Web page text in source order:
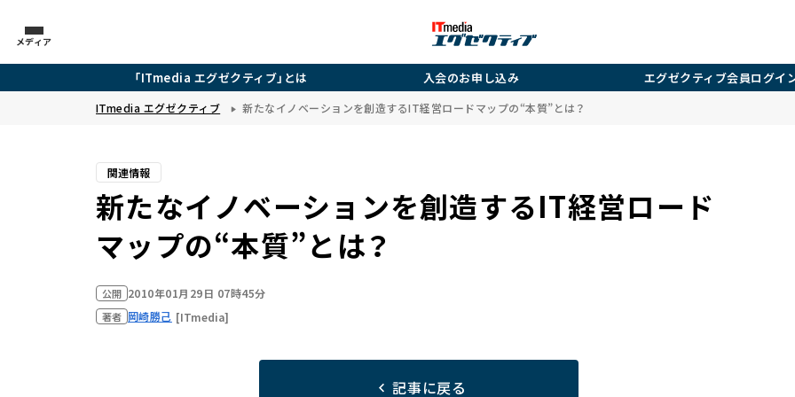
メディア
「ITmedia エグゼクティブ」とは 入会のお申し込み エグゼクティブ会員ログイ
ITmedia エグゼクティブ 新たなイノベーションを創造するIT経営ロードマップの“本質”とは？
関連情報
新たなイノベーションを創造するIT経営ロード
マップの“本質”とは？
公開 2010年01月29日 07時45分
著者 岡崎勝己 [ITmedia]
記事に戻る